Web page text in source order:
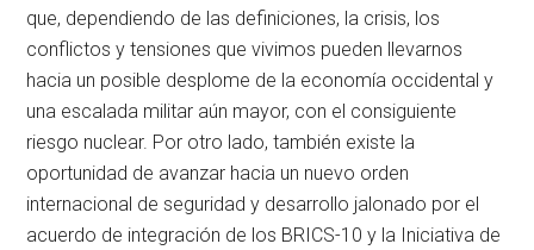
que, dependiendo de las definiciones, la crisis, los
conflictos y tensiones que vivimos pueden llevarnos
hacia un posible desplome de la economía occidental y
una escalada militar aún mayor, con el consiguiente
riesgo nuclear. Por otro lado, también existe la
oportunidad de avanzar hacia un nuevo orden
internacional de seguridad y desarrollo jalonado por el
acuerdo de integración de los BRICS-10 y la Iniciativa de